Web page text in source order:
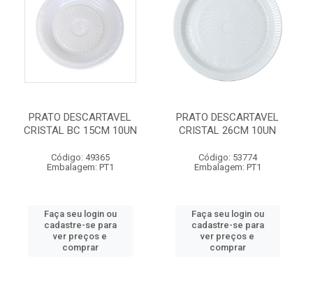
PRATO DESCARTAVEL
CRISTAL BC 15CM 10UN
Código: 49365
Embalagem: PT1
Faça seu login ou
cadastre-se para
ver preços e
comprar
PRATO DESCARTAVEL
CRISTAL 26CM 10UN
Código: 53774
Embalagem: PT1
Faça seu login ou
cadastre-se para
ver preços e
comprar